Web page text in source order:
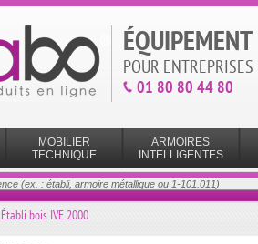
POUR
01 80 80 44 80
MOBILIER
TECHNIQUE
ARMOIRES
INTELLIGENTES
Établi bois IVE 2000